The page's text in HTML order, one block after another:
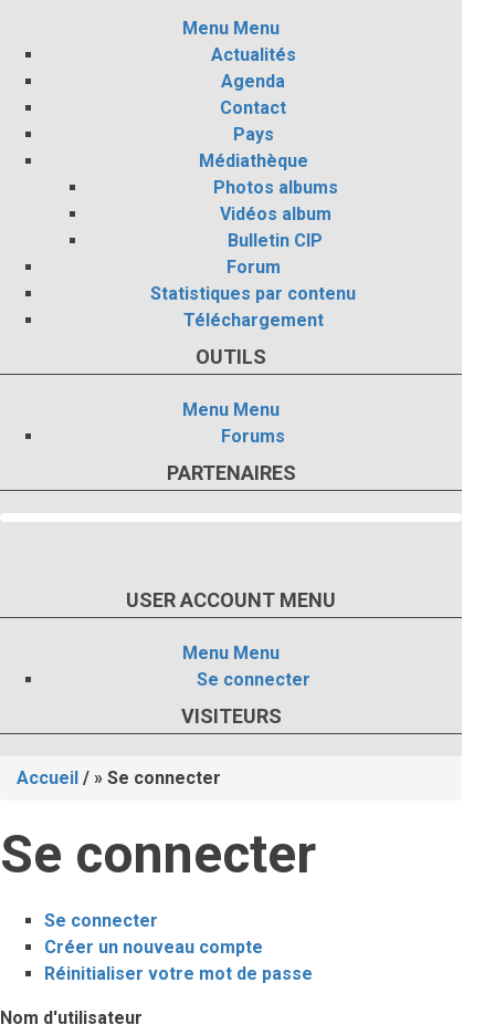
Menu Menu
Actualités
Agenda
Contact
Pays
Médiathèque
Photos albums
Vidéos album
Bulletin CIP
Forum
Statistiques par contenu
Téléchargement
OUTILS
Menu Menu
Forums
PARTENAIRES
USER ACCOUNT MENU
Menu Menu
Se connecter
VISITEURS
d'Ariane
Accueil / Se connecter
Se connecter
Onglets
principaux
Se connecter
actif)
Créer un nouveau compte
Réinitialiser votre mot de passe
Nom d'utilisateur